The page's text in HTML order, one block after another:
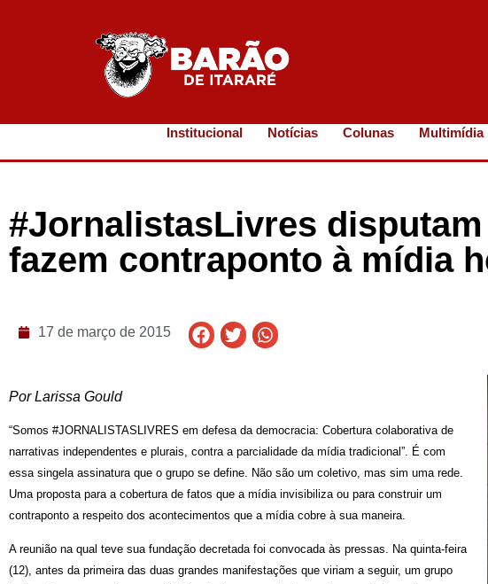
Institucional Notícias Colunas Multimídia
#JornalistasLivres
fazem contraponto à mídia
17 de março de 2015
Por Larissa Gould
“Somos #JORNALISTASLIVRES em defesa da democracia: Cobertura colaborativa de
narrativas independentes e plurais, contra a parcialidade da mídia tradicional”. É com
essa singela assinatura que o grupo se define. Não são um coletivo, mas sim uma rede.
Uma proposta para a cobertura de fatos que a mídia invisibiliza ou para construir um
contraponto a respeito dos acontecimentos que a mídia cobre à sua maneira.
A reunião na qual teve sua fundação decretada foi convocada às pressas. Na quinta-feira
(12), antes da primeira das duas grandes manifestações que viriam a seguir, um grupo